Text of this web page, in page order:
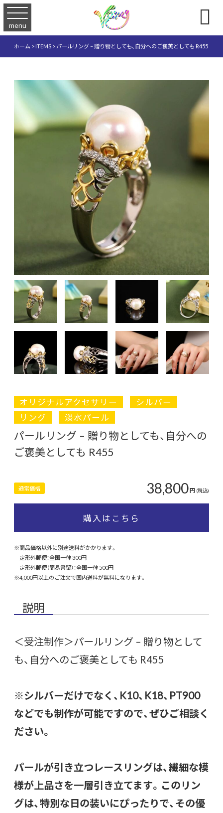
menu 
ホーム>ITEMS>パールリング – 贈り物としても、自分へのご褒美としても R455
オリジナルアクセサリー
シルバー
リング
淡水パール
パールリング – 贈り物としても、自分への
ご褒美としても R455
通常価格 38,800円 (税込)
購入はこちら
※商品価格以外に別途送料がかかります。
定形外郵便：全国一律 300円
定形外郵便（簡易書留）：全国一律 500円
※4,000円以上のご注文で国内送料が無料になります。
説明
＜受注制作＞パールリング – 贈り物として
も、自分へのご褒美としても R455
※シルバーだけでなく、K10、K18、PT900
などでも制作が可能ですので、ぜひご相談く
ださい。
パールが引き立つレースリングは、繊細な模
様が上品さを一層引き立てます。このリン
グは、特別な日の装いにぴったりで、その優